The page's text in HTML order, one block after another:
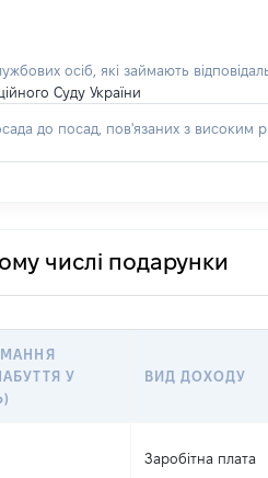
осіб, які займають
Суду України
до посад, пов'язаних з високим
числі подарунки
У
ВИД ДОХОДУ
Заробітна плата